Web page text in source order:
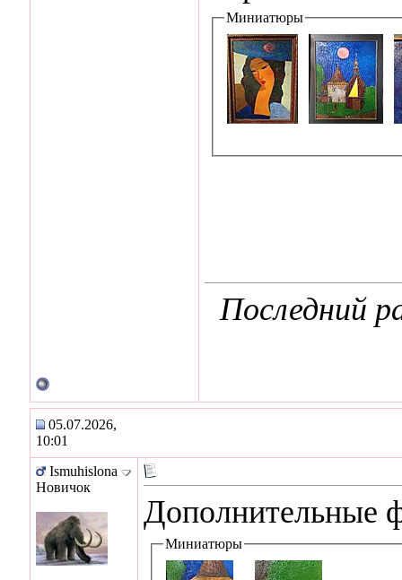
Миниатюры
Последний
05.07.2026,
10:01
Ismuhislona
Новичок
Дополнительные
Миниатюры